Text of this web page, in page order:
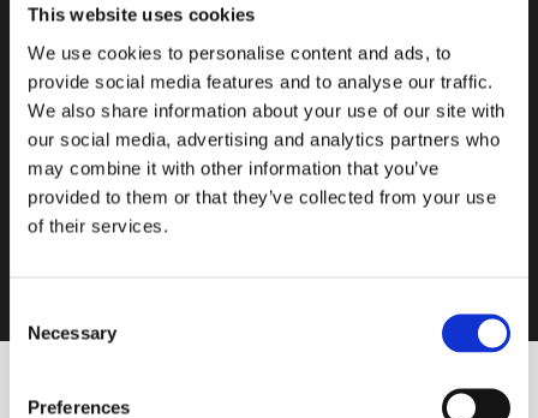
This website uses cookies
We use cookies to personalise content and ads, to
provide social media features and to analyse our traffic.
We also share information about your use of our site with
our social media, advertising and analytics partners who
may combine it with other information that you’ve
provided to them or that they’ve collected from your use
of their services.
Selection
Necessary
Preferences